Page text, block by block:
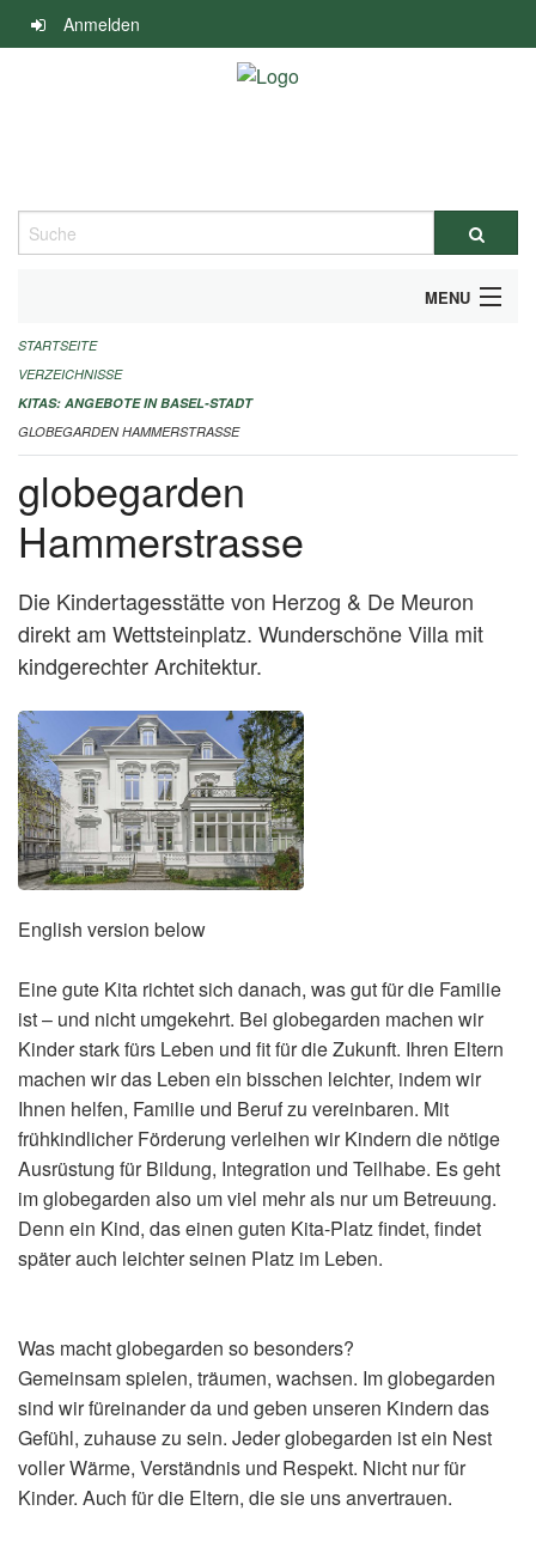
Navigation
überspringen
Anmelden
Suche
MENU
ALLGEMEINE INFORMATIONEN
IMPRESSUM
STARTSEITE
VERZEICHNISSE
KITAS: ANGEBOTE IN BASEL-STADT
GLOBEGARDEN HAMMERSTRASSE
globegarden
Hammerstrasse
Die Kindertagesstätte von Herzog & De Meuron
direkt am Wettsteinplatz. Wunderschöne Villa mit
kindgerechter Architektur.
English version below
Eine gute Kita richtet sich danach, was gut für die Familie
ist – und nicht umgekehrt. Bei globegarden machen wir
Kinder stark fürs Leben und fit für die Zukunft. Ihren Eltern
machen wir das Leben ein bisschen leichter, indem wir
Ihnen helfen, Familie und Beruf zu vereinbaren. Mit
frühkindlicher Förderung verleihen wir Kindern die nötige
Ausrüstung für Bildung, Integration und Teilhabe. Es geht
im globegarden also um viel mehr als nur um Betreuung.
Denn ein Kind, das einen guten Kita-Platz findet, findet
später auch leichter seinen Platz im Leben.
Was macht globegarden so besonders?
Gemeinsam spielen, träumen, wachsen. Im globegarden
sind wir füreinander da und geben unseren Kindern das
Gefühl, zuhause zu sein. Jeder globegarden ist ein Nest
voller Wärme, Verständnis und Respekt. Nicht nur für
Kinder. Auch für die Eltern, die sie uns anvertrauen.